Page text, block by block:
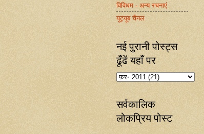
विविधम - अन्य रचनाएं
यूट्यूब चैनल
नई पुरानी पोस्ट्स
ढूँढें यहाँ पर
सर्वकालिक
लोकप्रिय पोस्ट